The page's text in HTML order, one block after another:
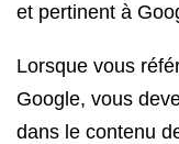
et pertinent à
Lorsque vous
Google, vous
dans le contenu